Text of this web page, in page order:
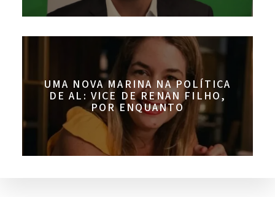
UMA NOVA MARINA NA POLÍTICA
DE AL: VICE DE RENAN FILHO,
POR ENQUANTO